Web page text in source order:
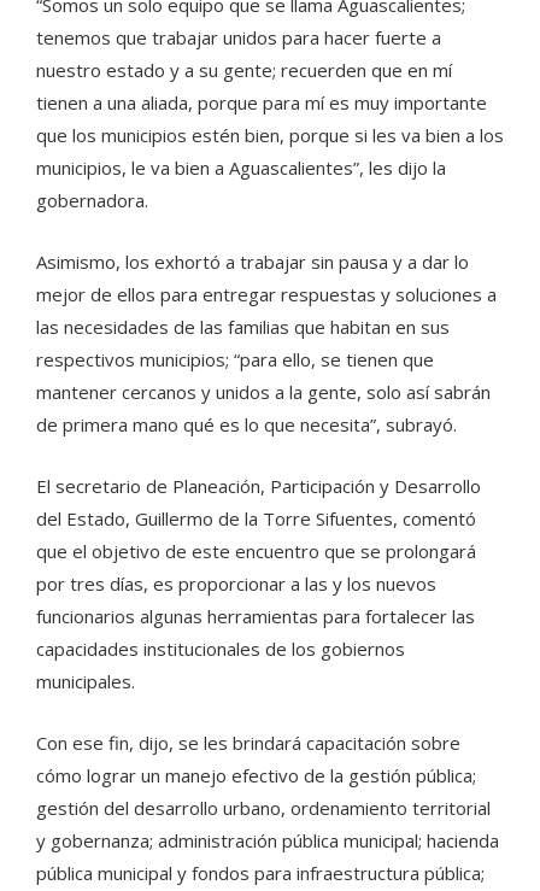
tenemos que trabajar unidos para hacer fuerte a
nuestro estado y a su gente; recuerden que en mí
tienen a una aliada, porque para mí es muy importante
que los municipios estén bien, porque si les va bien a los
municipios, le va bien a Aguascalientes”, les dijo la
gobernadora.
Asimismo, los exhortó a trabajar sin pausa y a dar lo
mejor de ellos para entregar respuestas y soluciones a
las necesidades de las familias que habitan en sus
respectivos municipios; “para ello, se tienen que
mantener cercanos y unidos a la gente, solo así sabrán
de primera mano qué es lo que necesita”, subrayó.
El secretario de Planeación, Participación y Desarrollo
del Estado, Guillermo de la Torre Sifuentes, comentó
que el objetivo de este encuentro que se prolongará
por tres días, es proporcionar a las y los nuevos
funcionarios algunas herramientas para fortalecer las
capacidades institucionales de los gobiernos
municipales.
Con ese fin, dijo, se les brindará capacitación sobre
cómo lograr un manejo efectivo de la gestión pública;
gestión del desarrollo urbano, ordenamiento territorial
y gobernanza; administración pública municipal; hacienda
pública municipal y fondos para infraestructura pública;